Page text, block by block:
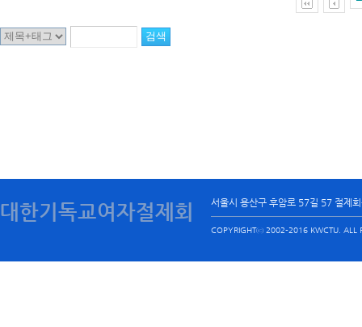
대한기독교여자절제회 서울시 용산구 후암로 57길 57 절제
COPYRIGHTⓒ 2002-2016 KWCTU. ALL